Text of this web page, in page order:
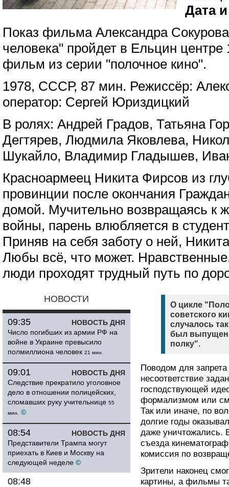
Дата
Показ фильма Александра
человека" пройдет в Ельцин
фильм из серии "полочное кино".
1978, СССР, 87 мин. Режиссёр:
оператор: Сергей Юриздицкий
В ролях: Андрей Градов, Татьяна
Дегтярев, Людмила Яковлева,
Шукайло, Владимир Гладышев,
Красноармеец Никита Фирсов из
провинции после окончания
домой. Мучительно возвращаясь к
войны, парень влюбляется в
Приняв на себя заботу о ней,
Любы всё, что может.
люди проходят трудный путь по
НОВОСТИ
НОВОСТЬ ДНЯ
09:35
Число погибших из армии РФ на
войне в Украине превысило
полмиллиона человек 21 мин.
НОВОСТЬ ДНЯ
09:01
Следствие прекратило уголовное
дело в отношении полицейских,
сломавших руку учительнице 55
мин.
©
НОВОСТЬ ДНЯ
08:54
Представители Трампа могут
приехать в Киев и Москву на
следующей неделе ©
08:48
О цикле
советского
случалось
был выпущен
полку".
Поводом для
несоответствие
господствующей
формализмом или
Так или иначе, по
долгие годы
даже уничтожались.
съезда
комиссия по
Зрители наконец
картины, а фильмы